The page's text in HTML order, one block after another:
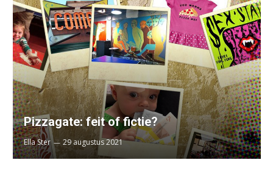
Pizzagate: feit of fictie?
Ella Ster 29 augustus 2021